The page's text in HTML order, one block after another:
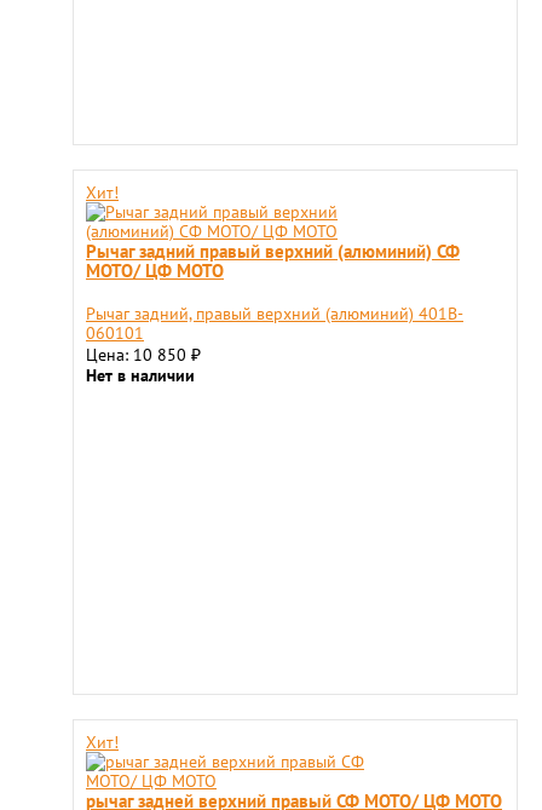
Хит!
Рычаг задний правый верхний (алюминий) СФ
МОТО/ ЦФ МОТО
Рычаг задний, правый верхний (алюминий) 401B-
060101
Цена: 10 850 ₽
Нет в наличии
Хит!
рычаг задней верхний правый СФ МОТО/ ЦФ МОТО